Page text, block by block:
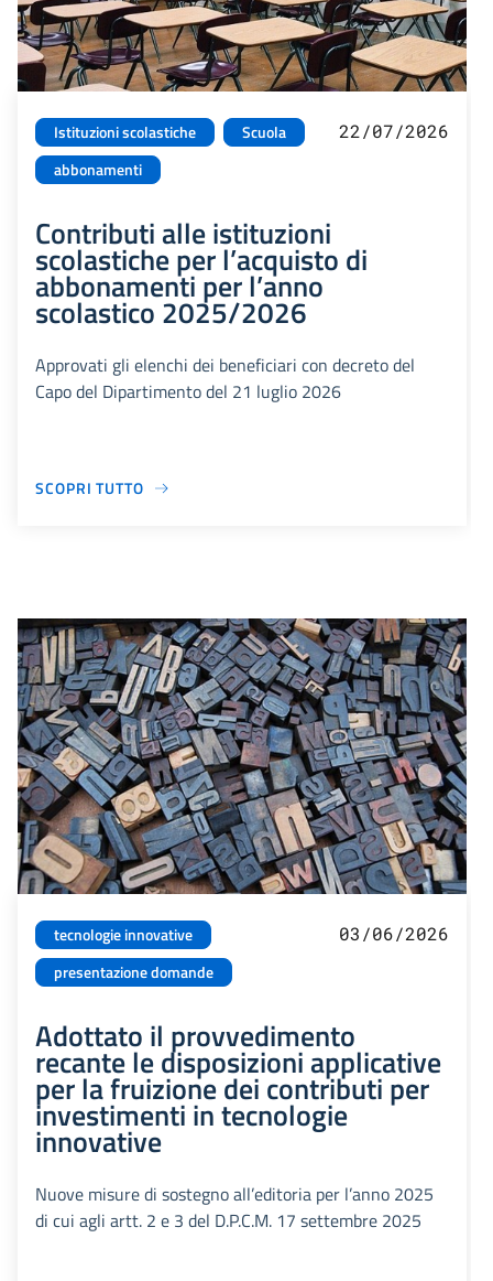
Istituzioni scolastiche
Scuola
abbonamenti
22/07/2026
Contributi alle istituzioni
scolastiche per l’acquisto di
abbonamenti per l’anno
scolastico 2025/2026
Approvati gli elenchi dei beneficiari con decreto del
Capo del Dipartimento del 21 luglio 2026
SCOPRI TUTTO
tecnologie innovative
presentazione domande
03/06/2026
Adottato il provvedimento
recante le disposizioni applicative
per la fruizione dei contributi per
investimenti in tecnologie
innovative
Nuove misure di sostegno all’editoria per l’anno 2025
di cui agli artt. 2 e 3 del D.P.C.M. 17 settembre 2025